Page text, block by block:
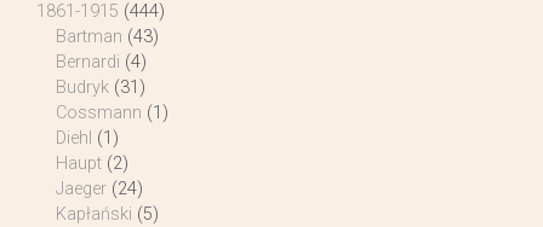
1861-1915 (444)
Bartman (43)
Bernardi (4)
Budryk (31)
Cossmann (1)
Diehl (1)
Haupt (2)
Jaeger (24)
Kapłański (5)